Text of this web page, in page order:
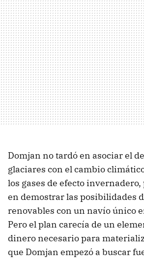
Domjan no tardó en asociar el
glaciares con el cambio
los gases de efecto
en demostrar las posibilidades
renovables con un navío único
Pero el plan carecía de un
dinero necesario para
que Domjan empezó a buscar